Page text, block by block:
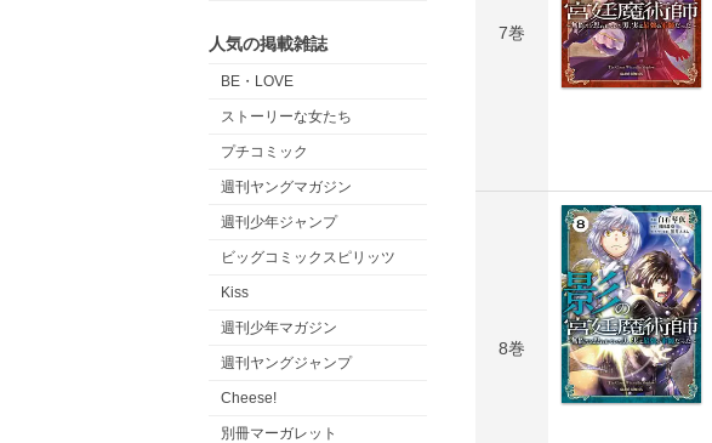
人気の掲載雑誌
BE・LOVE
ストーリーな女たち
プチコミック
週刊ヤングマガジン
週刊少年ジャンプ
ビッグコミックスピリッツ
Kiss
週刊少年マガジン
週刊ヤングジャンプ
Cheese!
別冊マーガレット
7巻
8巻